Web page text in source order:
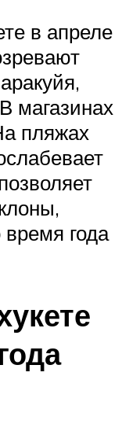
в апреле
магазинах
пляжах
года